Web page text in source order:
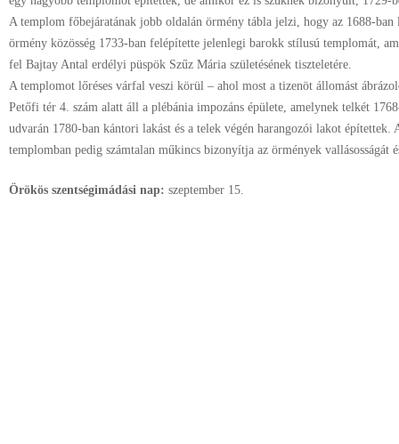
A templom főbejáratának jobb oldalán örmény tábla jelzi, hogy az 1688-ban
örmény közösség 1733-ban felépítette jelenlegi barokk stílusú templomát,
fel Bajtay Antal erdélyi püspök Szűz Mária születésének tiszteletére.
A templomot lőréses várfal veszi körül – ahol most a tizenöt állomást
Petőfi tér 4. szám alatt áll a plébánia impozáns épülete, amelynek telkét
udvarán 1780-ban kántori lakást és a telek végén harangozói lakot építettek.
templomban pedig számtalan műkincs bizonyítja az örmények vallásosságát
Örökös szentségimádási nap: szeptember 15.